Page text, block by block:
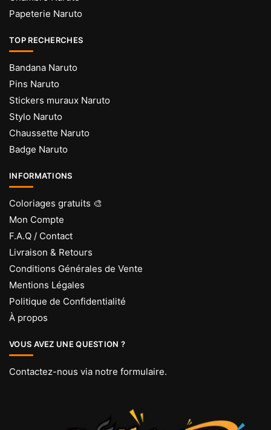
Papeterie Naruto
TOP RECHERCHES
Bandana Naruto
Pins Naruto
Stickers muraux Naruto
Stylo Naruto
Chaussette Naruto
Badge Naruto
INFORMATIONS
Coloriages gratuits 🎨
Mon Compte
F.A.Q / Contact
Livraison & Retours
Conditions Générales de Vente
Mentions Légales
Politique de Confidentialité
À propos
VOUS AVEZ UNE QUESTION ?
Contactez-nous via notre formulaire.